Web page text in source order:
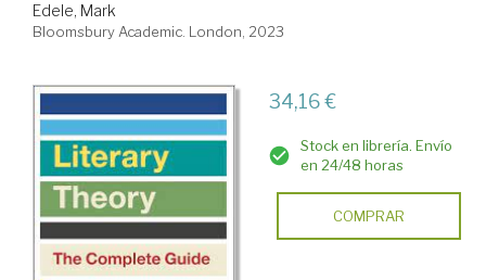
Edele, Mark
Bloomsbury Academic. London, 2023
34,16 €
Stock en librería. Envío
en 24/48 horas
COMPRAR